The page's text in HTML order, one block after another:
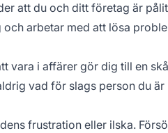
att du och ditt företag är
arbetar med att lösa
vara i affärer gör dig till en
vad för slags person du
frustration eller ilska.